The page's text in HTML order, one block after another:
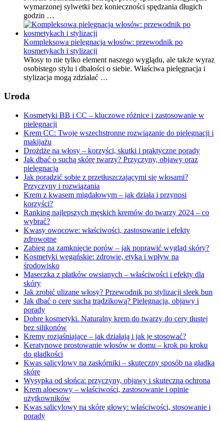
wymarzonej sylwetki bez konieczności spędzania długich
godzin …
Kompleksowa pielęgnacja włosów: przewodnik po
kosmetykach i stylizacji
Włosy to nie tylko element naszego wyglądu, ale także wyraz
osobistego stylu i dbałości o siebie. Właściwa pielęgnacja i
stylizacja mogą zdziałać …
Uroda
Kosmetyki BB i CC – kluczowe różnice i zastosowanie w
pielęgnacji
Krem CC: Twoje wszechstronne rozwiązanie do pielęgnacji i
makijażu
Drożdże na włosy – korzyści, skutki i praktyczne porady
Jak dbać o suchą skórę twarzy? Przyczyny, objawy oraz
pielęgnacja
Jak poradzić sobie z przetłuszczającymi się włosami?
Przyczyny i rozwiązania
Krem z kwasem migdałowym – jak działa i przynosi
korzyści?
Ranking najlepszych męskich kremów do twarzy 2024 – co
wybrać?
Kwasy owocowe: właściwości, zastosowanie i efekty
zdrowotne
Zabieg na zamknięcie porów – jak poprawić wygląd skóry?
Kosmetyki wegańskie: zdrowie, etyka i wpływ na
środowisko
Maseczka z płatków owsianych – właściwości i efekty dla
skóry
Jak zrobić ulizane włosy? Przewodnik po stylizacji sleek bun
Jak dbać o cerę suchą trądzikową? Pielęgnacja, objawy i
porady
Dobre kosmetyki. Naturalny krem do twarzy do cery tłustej
bez silikonów
Kremy rozjaśniające – jak działają i jak je stosować?
Keratynowe prostowanie włosów w domu – krok po kroku
do gładkości
Kwas salicylowy na zaskórniki – skuteczny sposób na gładką
skórę
Wysypka od słońca: przyczyny, objawy i skuteczna ochrona
Krem aloesowy – właściwości, zastosowanie i opinie
użytkowników
Kwas salicylowy na skórę głowy: właściwości, stosowanie i
porady